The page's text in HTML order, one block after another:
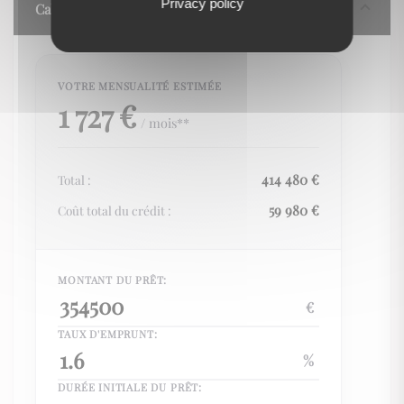
Calculez vos mensualités
MONTANT DU PRÊT:
€
TAUX D'EMPRUNT:
%
DURÉE INITIALE DU PRÊT:
1 727 € / mois**
Total : 414 480 €
Coût total du crédit : 59 980 €